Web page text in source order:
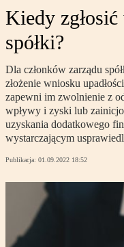
Kiedy zgłosić
spółki?
Dla członków zarządu
złożenie wniosku
zapewni im zwolnienie z
wpływy i zyski lub
uzyskania dodatkowego
wystarczającym
Publikacja: 01.09.2022 18:52